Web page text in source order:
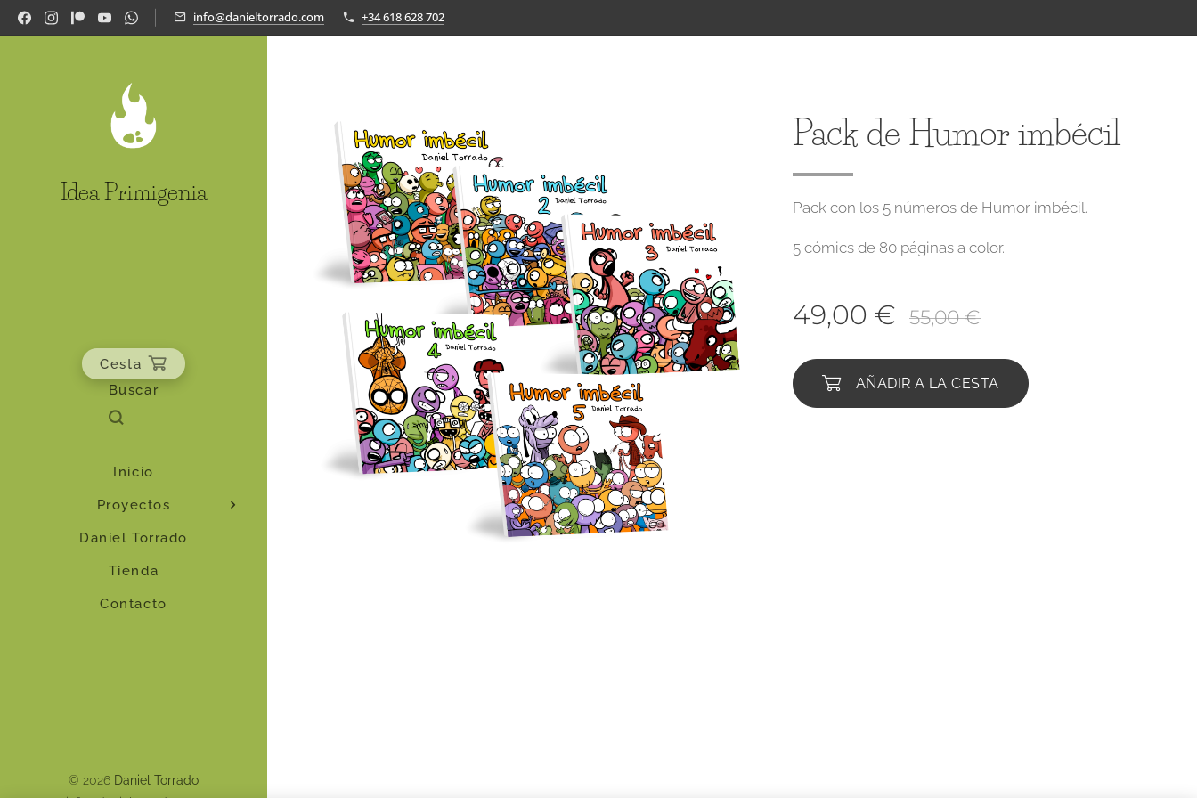
info@danieltorrado.com +34 618 628 702
Idea Primigenia
Cesta
Buscar
Inicio
Proyectos
Daniel Torrado
Tienda
Contacto
Pack de Humor imbécil
Pack con los 5 números de Humor imbécil.
5 cómics de 80 páginas a color.
49,00 € 55,00€
AÑADIR A LA CESTA
© 2026 Daniel Torrado